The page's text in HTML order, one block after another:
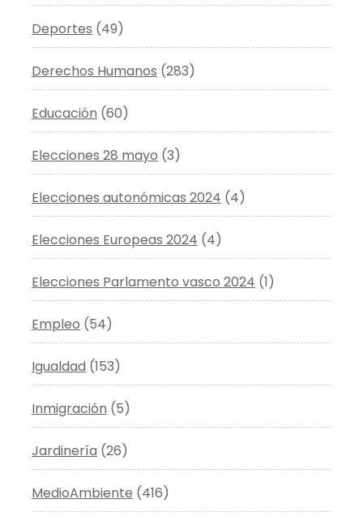
Deportes (49)
Derechos Humanos (283)
Educación (60)
Elecciones 28 mayo (3)
Elecciones autonómicas 2024 (4)
Elecciones Europeas 2024 (4)
Elecciones Parlamento vasco 2024 (1)
Empleo (54)
Igualdad (153)
Inmigración (5)
Jardinería (26)
MedioAmbiente (416)